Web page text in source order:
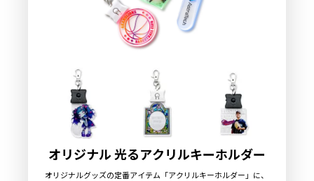
オリジナル 光るアクリルキーホルダー
オリジナルグッズの定番アイテム「アクリルキーホルダー」に、